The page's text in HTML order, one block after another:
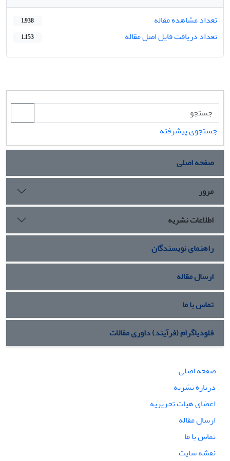
تعداد مشاهده مقاله
1,938
تعداد دریافت فایل اصل مقاله 1,153
جستجوی پیشرفته
صفحه اصلی
مرور
اطلاعات نشریه
راهنمای نویسندگان
ارسال مقاله
تماس با ما
فلودیاگرام (فرآیند) داوری مقالات
صفحه اصلی
درباره نشریه
اعضای هیات تحریریه
ارسال مقاله
تماس با ما
نقشه سایت